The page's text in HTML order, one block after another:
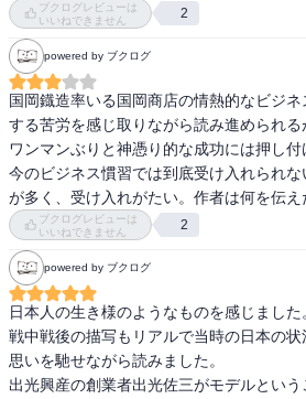
ところで、今読み終えて。本当に国岡さん
が、私の胸に強く残っているのがユキさん
ブクログレビューは
いいねできません
2
powered by ブクログ
国岡鐡造率いる国岡商店の情熱的なビジ
する苦労を感じ取りながら読み進められ
ワンマンぶりと神憑り的な成功には押し付
今のビジネス慣習では到底受け入れられ
が多く、受け入れがたい。作者は何を伝
ブクログレビューは
いいねできません
2
powered by ブクログ
日本人の生き様のようなものを感じました
戦中戦後の描写もリアルで当時の日本の
思いを馳せながら読みました。
出光興産の創業者出光佐三がモデルとい